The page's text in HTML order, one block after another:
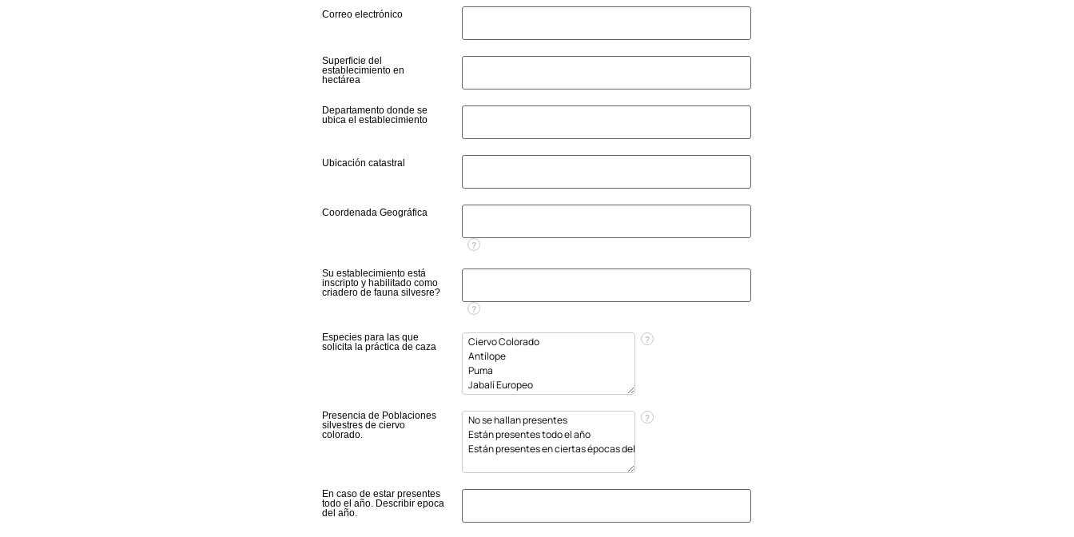
Correo electrónico
Superficie del
establecimiento en
hectárea
Departamento donde se
ubica el establecimiento
Ubicación catastral
Coordenada Geográfica
?
Su establecimiento está
inscripto y habilitado como
criadero de fauna silvesre?
?
Especies para las que
solicita la práctica de caza
?
Presencia de Poblaciones
silvestres de ciervo
colorado.
?
En caso de estar presentes
todo el año. Describir epoca
del año.